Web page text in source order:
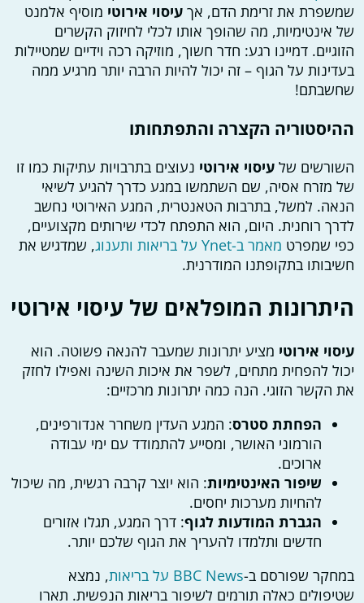
שמשפרת את זרימת הדם, אך עיסוי אירוטי מוסיף אלמנט
של אינטימיות, מה שהופך אותו לכלי לחיזוק הקשרים
הזוגיים. דמיינו רגע: חדר חשוך, מוזיקה רכה וידיים שמטיילות
בעדינות על הגוף – זה יכול להיות הרבה יותר מרגיע ממה
שחשבתם!
ההיסטוריה הקצרה והתפתחותו
השורשים של עיסוי אירוטי נעוצים בתרבויות עתיקות כמו זו
של מזרח אסיה, שם השתמשו במגע כדרך להגיע לשיאי
הנאה. למשל, בתרבות הטאנטרית, המגע האירוטי נחשב
לדרך רוחנית. היום, הוא התפתח לכדי שירותים מקצועיים,
כפי שמפרט מאמר ב-Ynet על בריאות ותענוג
, שמדגיש את
חשיבותו בתקופתנו המודרנית.
היתרונות המופלאים של עיסוי אירוטי
עיסוי אירוטי מציע יתרונות שמעבר להנאה פשוטה. הוא
יכול להפחית מתחים, לשפר את איכות השינה ואפילו לחזק
את הקשר הזוגי. הנה כמה יתרונות מרכזיים:
הפחתת סטרס: המגע העדין משחרר אנדורפינים,
הורמוני האושר, ומסייע להתמודד עם ימי עבודה
ארוכים.
שיפור האינטימיות: הוא יוצר קרבה רגשית, מה שיכול
להחיות מערכות יחסים.
הגברת המודעות לגוף: דרך המגע, תגלו אזורים
חדשים ותלמדו להעריך את הגוף שלכם יותר.
במחקר שפורסם ב-BBC News על בריאות
, נמצא
שטיפולים כאלה תורמים לשיפור בריאות הנפשית. תארו